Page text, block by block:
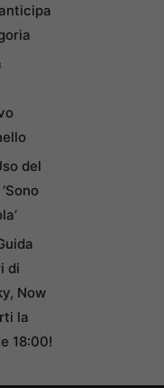
del
di
Now
la
18:00!